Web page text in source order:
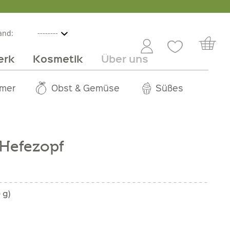
Kosmetik Über uns
Obst & Gemüse Süßes
Großhandel Service Jobs
g)